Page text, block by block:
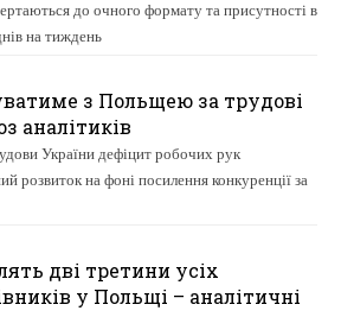
до очного формату та присутності в
на тиждень
з Польщею за трудові
аналітиків
України дефіцит робочих рук
розвиток на фоні посилення конкуренції за
дві третини усіх
у Польщі – аналітичні